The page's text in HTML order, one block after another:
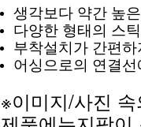
생각보다 약간 높
다양한 형태의 스
부착설치가 간편
어싱으로의 연결
※이미지/사진